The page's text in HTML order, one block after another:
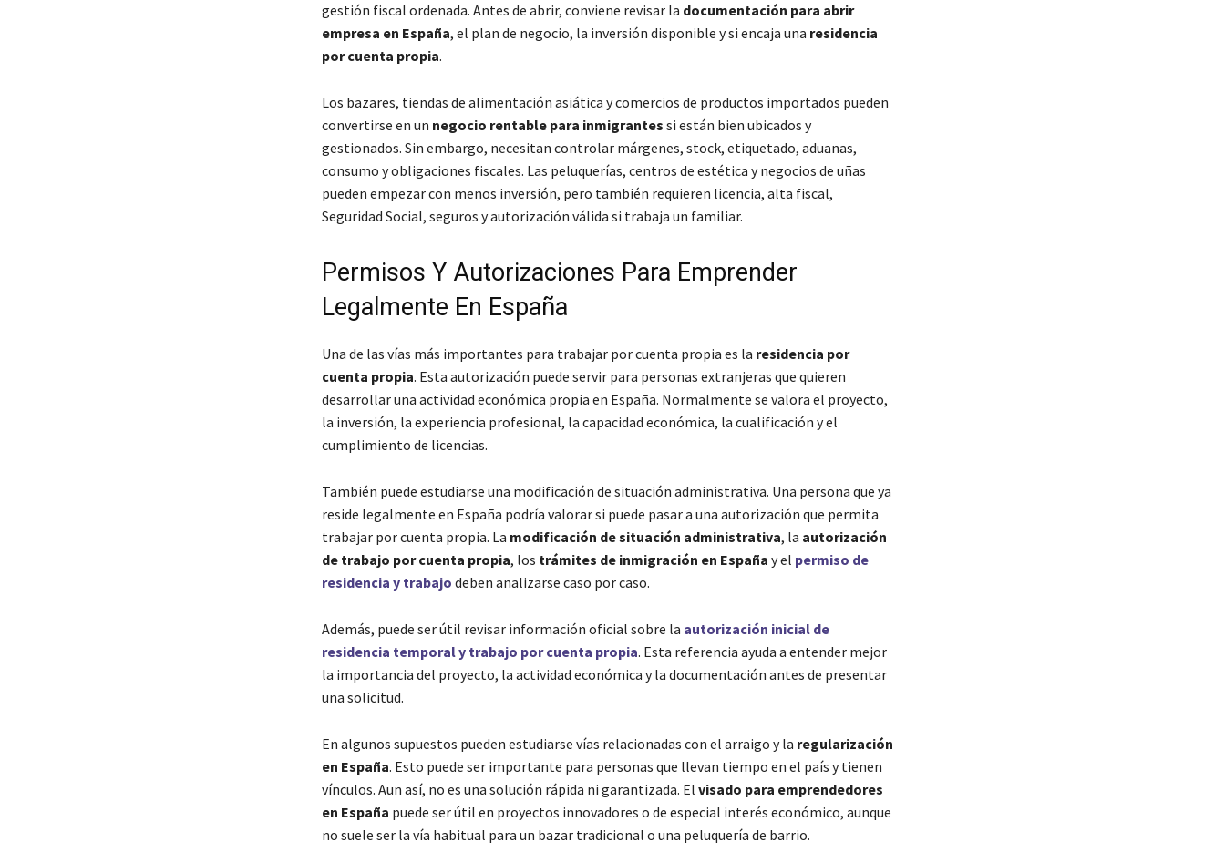
gestión fiscal ordenada. Antes de abrir, conviene revisar la documentación para abrir
empresa en España, el plan de negocio, la inversión disponible y si encaja una residencia
por cuenta propia.
Los bazares, tiendas de alimentación asiática y comercios de productos importados pueden
convertirse en un negocio rentable para inmigrantes si están bien ubicados y
gestionados. Sin embargo, necesitan controlar márgenes, stock, etiquetado, aduanas,
consumo y obligaciones fiscales. Las peluquerías, centros de estética y negocios de uñas
pueden empezar con menos inversión, pero también requieren licencia, alta fiscal,
Seguridad Social, seguros y autorización válida si trabaja un familiar.
Permisos Y Autorizaciones Para Emprender
Legalmente En España
Una de las vías más importantes para trabajar por cuenta propia es la residencia por
cuenta propia. Esta autorización puede servir para personas extranjeras que quieren
desarrollar una actividad económica propia en España. Normalmente se valora el proyecto,
la inversión, la experiencia profesional, la capacidad económica, la cualificación y el
cumplimiento de licencias.
También puede estudiarse una modificación de situación administrativa. Una persona que ya
reside legalmente en España podría valorar si puede pasar a una autorización que permita
trabajar por cuenta propia. La modificación de situación administrativa, la autorización
de trabajo por cuenta propia, los trámites de inmigración en España y el permiso de
residencia y trabajo deben analizarse caso por caso.
Además, puede ser útil revisar información oficial sobre la autorización inicial de
residencia temporal y trabajo por cuenta propia. Esta referencia ayuda a entender mejor
la importancia del proyecto, la actividad económica y la documentación antes de presentar
una solicitud.
En algunos supuestos pueden estudiarse vías relacionadas con el arraigo y la regularización
en España. Esto puede ser importante para personas que llevan tiempo en el país y tienen
vínculos. Aun así, no es una solución rápida ni garantizada. El visado para emprendedores
en España puede ser útil en proyectos innovadores o de especial interés económico, aunque
no suele ser la vía habitual para un bazar tradicional o una peluquería de barrio.